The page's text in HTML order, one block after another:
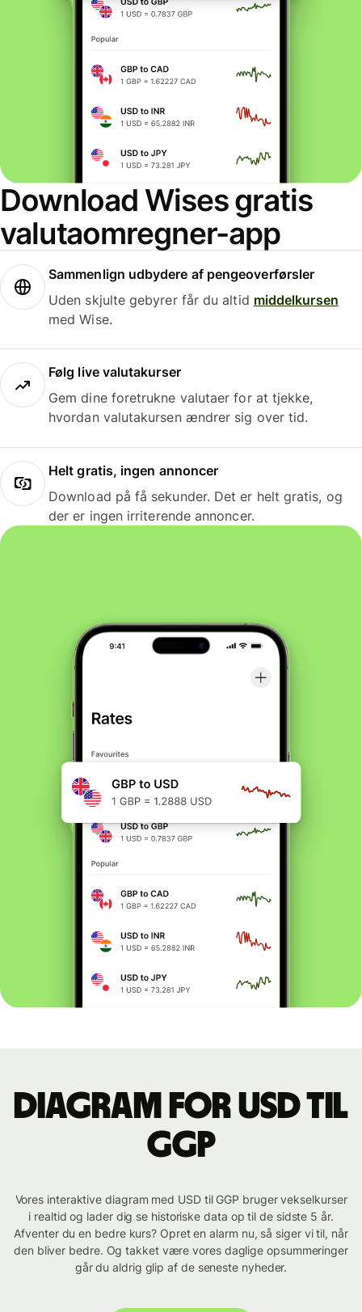
Download Wises gratis
valutaomregner-app
Sammenlign udbydere af pengeoverførsler
Uden skjulte gebyrer får du altid middelkursen
med Wise.
Følg live valutakurser
Gem dine foretrukne valutaer for at tjekke,
hvordan valutakursen ændrer sig over tid.
Helt gratis, ingen annoncer
Download på få sekunder. Det er helt gratis, og
der er ingen irriterende annoncer.
Diagram for USD til
GGP
Vores interaktive diagram med USD til GGP bruger vekselkurser
i realtid og lader dig se historiske data op til de sidste 5 år.
Afventer du en bedre kurs? Opret en alarm nu, så siger vi til, når
den bliver bedre. Og takket være vores daglige opsummeringer
går du aldrig glip af de seneste nyheder.